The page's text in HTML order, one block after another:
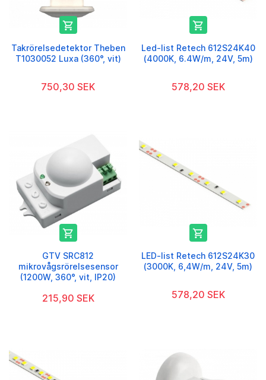

Takrörelsedetektor Theben
T1030052 Luxa (360°, vit)
750,30 SEK

Led-list Retech 612S24K40
(4000K, 6.4W/m, 24V, 5m)
578,20 SEK

GTV SRC812
mikrovågsrörelsesensor
(1200W, 360°, vit, IP20)
215,90 SEK

LED-list Retech 612S24K30
(3000K, 6,4W/m, 24V, 5m)
578,20 SEK